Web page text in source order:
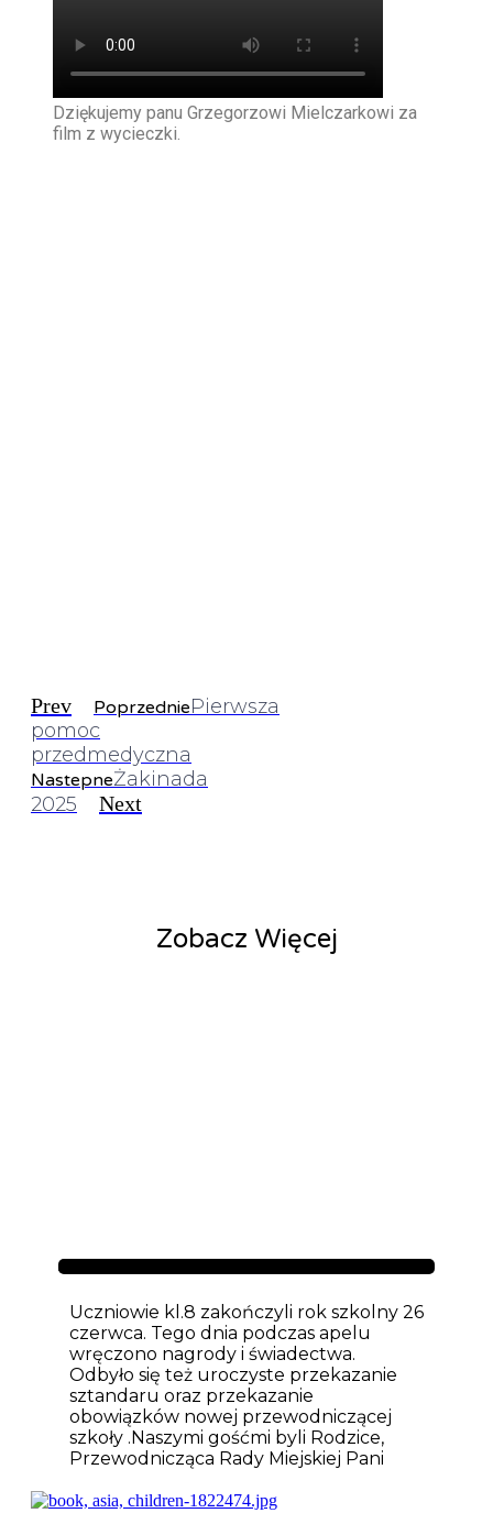
Dziękujemy panu Grzegorzowi Mielczarkowi za
film z wycieczki.
Prev PoprzedniePierwsza
pomoc
przedmedyczna
NastepneŻakinada
2025
Next
Zobacz Więcej
Aktualności
Uczniowie kl.8 zakończyli rok szkolny 26
czerwca. Tego dnia podczas apelu
wręczono nagrody i świadectwa.
Odbyło się też uroczyste przekazanie
sztandaru oraz przekazanie
obowiązków nowej przewodniczącej
szkoły .Naszymi gośćmi byli Rodzice,
Przewodnicząca Rady Miejskiej Pani